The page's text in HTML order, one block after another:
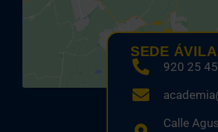
SEDE ÁVILA
920 25
Calle